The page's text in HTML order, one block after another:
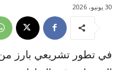
30 يونيو، 2026
في تطور تشريعي بارز من